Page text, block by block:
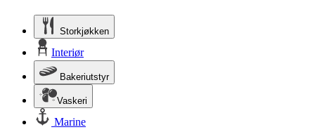
Storkjøkken
Interiør
Bakeriutstyr
Vaskeri
Marine